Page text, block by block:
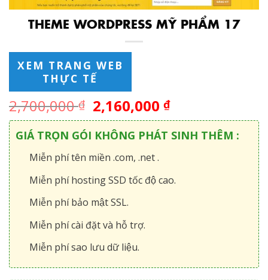
THEME WORDPRESS MỸ PHẨM 17
XEM TRANG WEB
THỰC TẾ
2,700,000₫ 2,160,000₫
GIÁ TRỌN GÓI KHÔNG PHÁT SINH THÊM :
Miễn phí tên miền .com, .net .
Miễn phí hosting SSD tốc độ cao.
Miễn phí bảo mật SSL.
Miễn phí cài đặt và hỗ trợ.
Miễn phí sao lưu dữ liệu.